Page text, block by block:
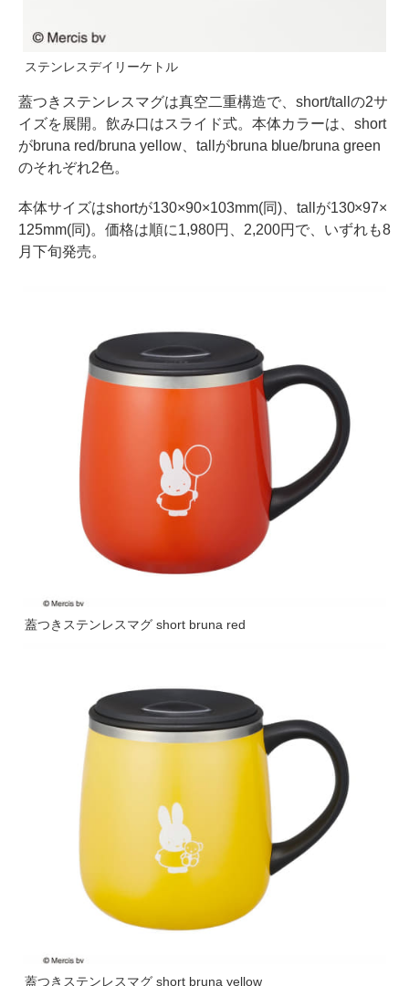
ステンレスデイリーケトル
蓋つきステンレスマグは真空二重構造で、short/tallの2サ
イズを展開。飲み口はスライド式。本体カラーは、short
がbruna red/bruna yellow、tallがbruna blue/bruna green
のそれぞれ2色。
本体サイズはshortが130×90×103mm(同)、tallが130×97×
125mm(同)。価格は順に1,980円、2,200円で、いずれも8
月下旬発売。
蓋つきステンレスマグ short bruna red
蓋つきステンレスマグ short bruna yellow